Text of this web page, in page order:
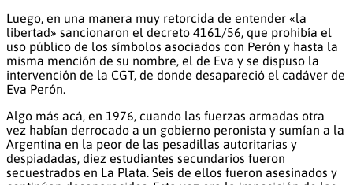
Luego, en una manera muy retorcida de entender «la
libertad» sancionaron el decreto 4161/56, que prohibía el
uso público de los símbolos asociados con Perón y hasta la
misma mención de su nombre, el de Eva y se dispuso la
intervención de la CGT, de donde desapareció el cadáver de
Eva Perón.
Algo más acá, en 1976, cuando las fuerzas armadas otra
vez habían derrocado a un gobierno peronista y sumían a la
Argentina en la peor de las pesadillas autoritarias y
despiadadas, diez estudiantes secundarios fueron
secuestrados en La Plata. Seis de ellos fueron asesinados y